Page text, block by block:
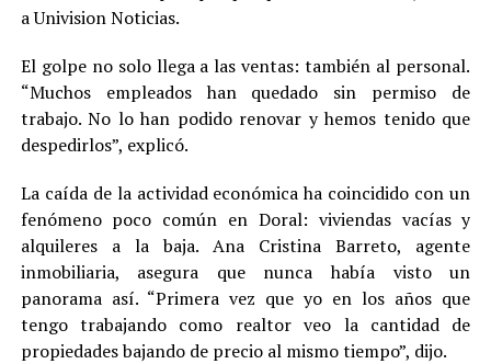
a Univision Noticias.
El golpe no solo llega a las ventas: también al personal.
“Muchos empleados han quedado sin permiso de
trabajo. No lo han podido renovar y hemos tenido que
despedirlos”, explicó.
La caída de la actividad económica ha coincidido con un
fenómeno poco común en Doral: viviendas vacías y
alquileres a la baja. Ana Cristina Barreto, agente
inmobiliaria, asegura que nunca había visto un
panorama así. “Primera vez que yo en los años que
tengo trabajando como realtor veo la cantidad de
propiedades bajando de precio al mismo tiempo”, dijo.